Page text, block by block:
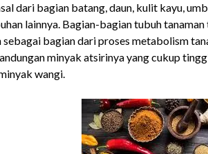
dari bagian batang, daun, kulit kayu,
lainnya. Bagian-bagian tubuh
bagian dari proses metabolism
minyak atsirinya yang cukup
wangi.